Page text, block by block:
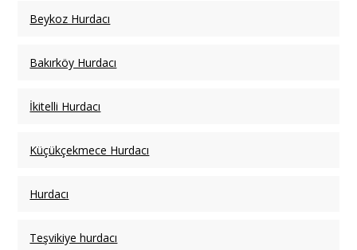
Beykoz Hurdacı
Bakırköy Hurdacı
İkitelli Hurdacı
Küçükçekmece Hurdacı
Hurdacı
Teşvikiye hurdacı